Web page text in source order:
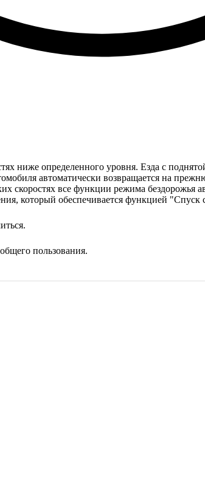
ниже определенного уровня. Езда с
автоматически возвращается на
скоростях все функции режима бездорожья
который обеспечивается функцией "Спуск
пользования.